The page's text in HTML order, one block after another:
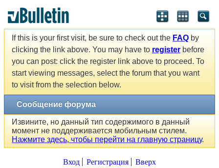
If this is your first visit, be sure to check out the FAQ by
clicking the link above. You may have to register before
you can post: click the register link above to proceed. To
start viewing messages, select the forum that you want
to visit from the selection below.
Сообщение форума
Извините, но данный тип содержимого в данный
момент не поддерживается мобильным стилем.
Нажмите здесь, чтобы перейти на главную страницу.
Вход Регистрация Вверх